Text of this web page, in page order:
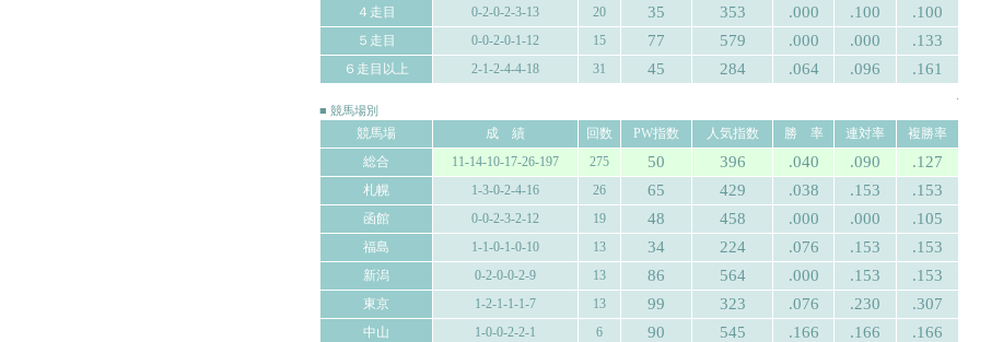
４走目 0-2-0-2-3-13 20 35 353 .000 .100 .100
５走目 0-0-2-0-1-12 15 77 579 .000 .000 .133
６走目以上 2-1-2-4-4-18 31 45 284 .064 .096 .161
.
■ 競馬場別
競馬場 成 績 回数 PW指数 人気指数 勝 率 連対率
複勝率
総合
11-14-10-17-26-197 275 50 396 .040 .090 .127
札幌 1-3-0-2-4-16 26 65 429 .038 .153 .153
函館 0-0-2-3-2-12 19 48 458 .000 .000 .105
福島 1-1-0-1-0-10 13 34 224 .076 .153 .153
新潟 0-2-0-0-2-9 13 86 564 .000 .153 .153
東京 1-2-1-1-1-7 13 99 323 .076 .230 .307
中山 1-0-0-2-2-1 6 90 545 .166 .166 .166